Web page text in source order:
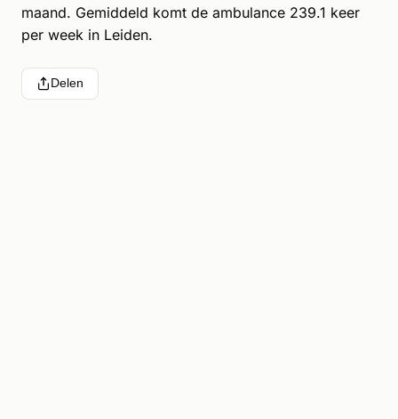
maand. Gemiddeld komt de ambulance 239.1 keer
per week in Leiden.
Delen